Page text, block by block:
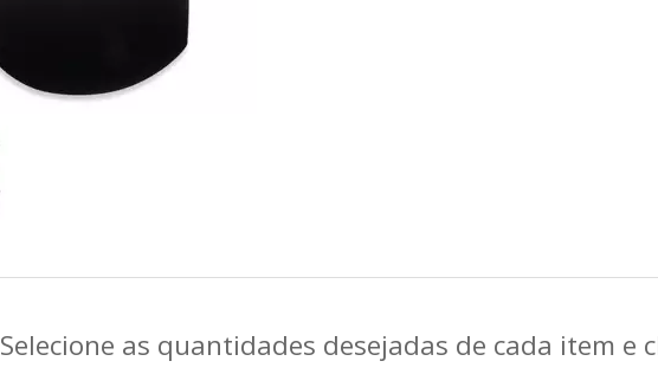
Selecione as quantidades desejadas de cada item e